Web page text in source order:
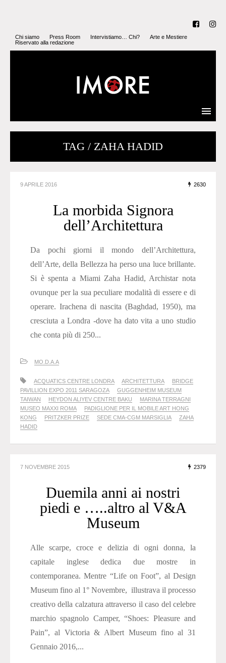
Chi siamo Press Room Intervistiamo… Chi?
Arte e Mestiere
Riservato alla redazione
TAG / ZAHA HADID
9 APRILE 2016 2630
La morbida Signora
dell’Architettura
Da pochi giorni il mondo dell’Architettura,
dell’Arte, della Bellezza ha perso una luce brillante.
Si è spenta a Miami Zaha Hadid, Archistar nota
ovunque per la sua peculiare modalità di essere e di
operare. Irachena di nascita (Baghdad, 1950), ma
cresciuta a Londra -dove ha dato vita a uno studio
che conta più di 250...
MO.D.A.A
ACQUATICS CENTRE LONDRA ARCHITETTURA
BRIDGE
PAVILLION EXPO 2011 SARAGOZA
GUGGENHEIM MUSEUM
TAIWAN
HEYDON ALIYEV CENTRE BAKU
MARINA TERRAGNI
MUSEO MAXXI ROMA
PADIGLIONE PER IL MOBILE ART HONG
KONG
PRITZKER PRIZE SEDE CMA-CGM MARSIGLIA
ZAHA
HADID
7 NOVEMBRE 2015 2379
Duemila anni ai nostri
piedi e …..altro al V&A
Museum
Alle scarpe, croce e delizia di ogni donna, la
capitale inglese dedica due mostre in
contemporanea. Mentre “Life on Foot”, al Design
Museum fino al 1° Novembre, illustrava il processo
creativo della calzatura attraverso il caso del celebre
marchio spagnolo Camper, “Shoes: Pleasure and
Pain”, al Victoria & Albert Museum fino al 31
Gennaio 2016,...